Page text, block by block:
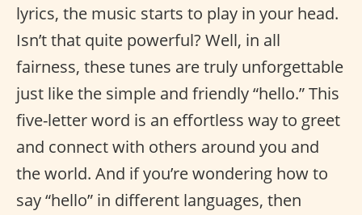
lyrics, the music starts to play in your head.
Isn’t that quite powerful? Well, in all
fairness, these tunes are truly unforgettable
just like the simple and friendly “hello.” This
five-letter word is an effortless way to greet
and connect with others around you and
the world. And if you’re wondering how to
say “hello” in different languages, then